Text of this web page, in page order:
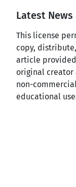
Latest News
This license
copy,
article
original creator
non-
educational